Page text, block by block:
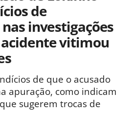
de
investigações
vitimou
de que o acusado
apuração, como indicam
sugerem trocas de